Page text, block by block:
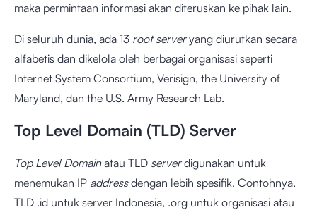
maka permintaan informasi akan diteruskan ke pihak lain.
Di seluruh dunia, ada 13 root serveryang diurutkan secara
alfabetis dan dikelola oleh berbagai organisasi seperti
Internet System Consortium, Verisign, the University of
Maryland, dan the U.S. Army Research Lab.
Top Level Domain (TLD) Server
Top Level Domainatau TLD serverdigunakan untuk
menemukan IP addressdengan lebih spesifik. Contohnya,
TLD .id untuk server Indonesia, .org untuk organisasi atau